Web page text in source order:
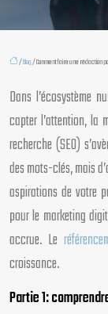
/Blog/ Comment faire une rédaction
Dans l’écosystème
capter l’attention, la
recherche (SEO)
des mots-clés, mais
aspirations de votre
pour le marketing
accrue. Le
croissance.
Partie 1: